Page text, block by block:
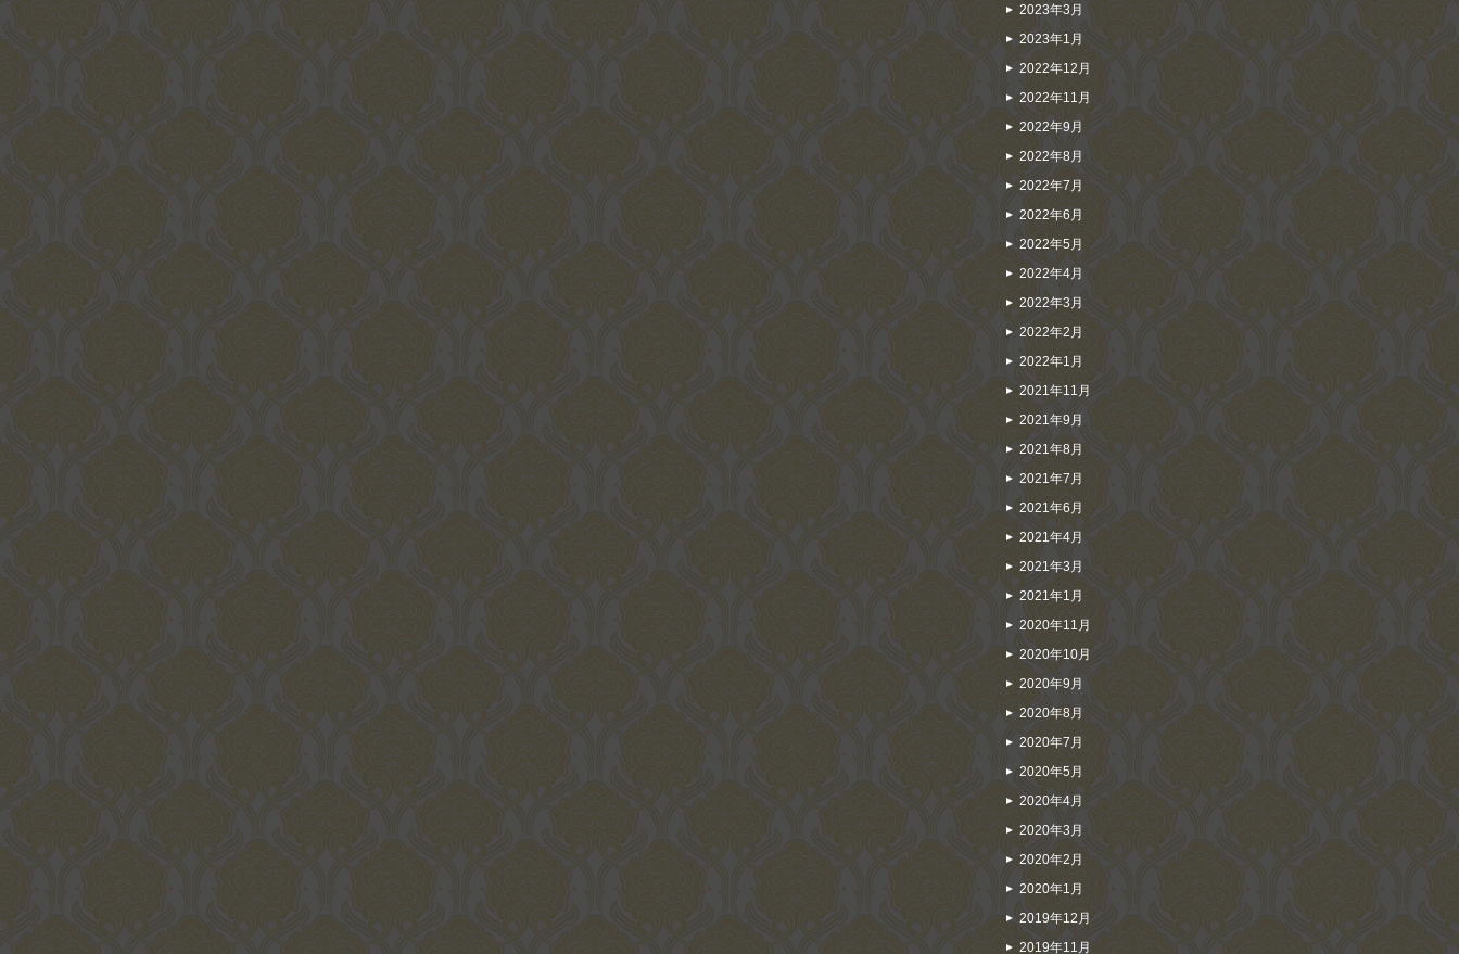
2023年3月
2023年1月
2022年12月
2022年11月
2022年9月
2022年8月
2022年7月
2022年6月
2022年5月
2022年4月
2022年3月
2022年2月
2022年1月
2021年11月
2021年9月
2021年8月
2021年7月
2021年6月
2021年4月
2021年3月
2021年1月
2020年11月
2020年10月
2020年9月
2020年8月
2020年7月
2020年5月
2020年4月
2020年3月
2020年2月
2020年1月
2019年12月
2019年11月